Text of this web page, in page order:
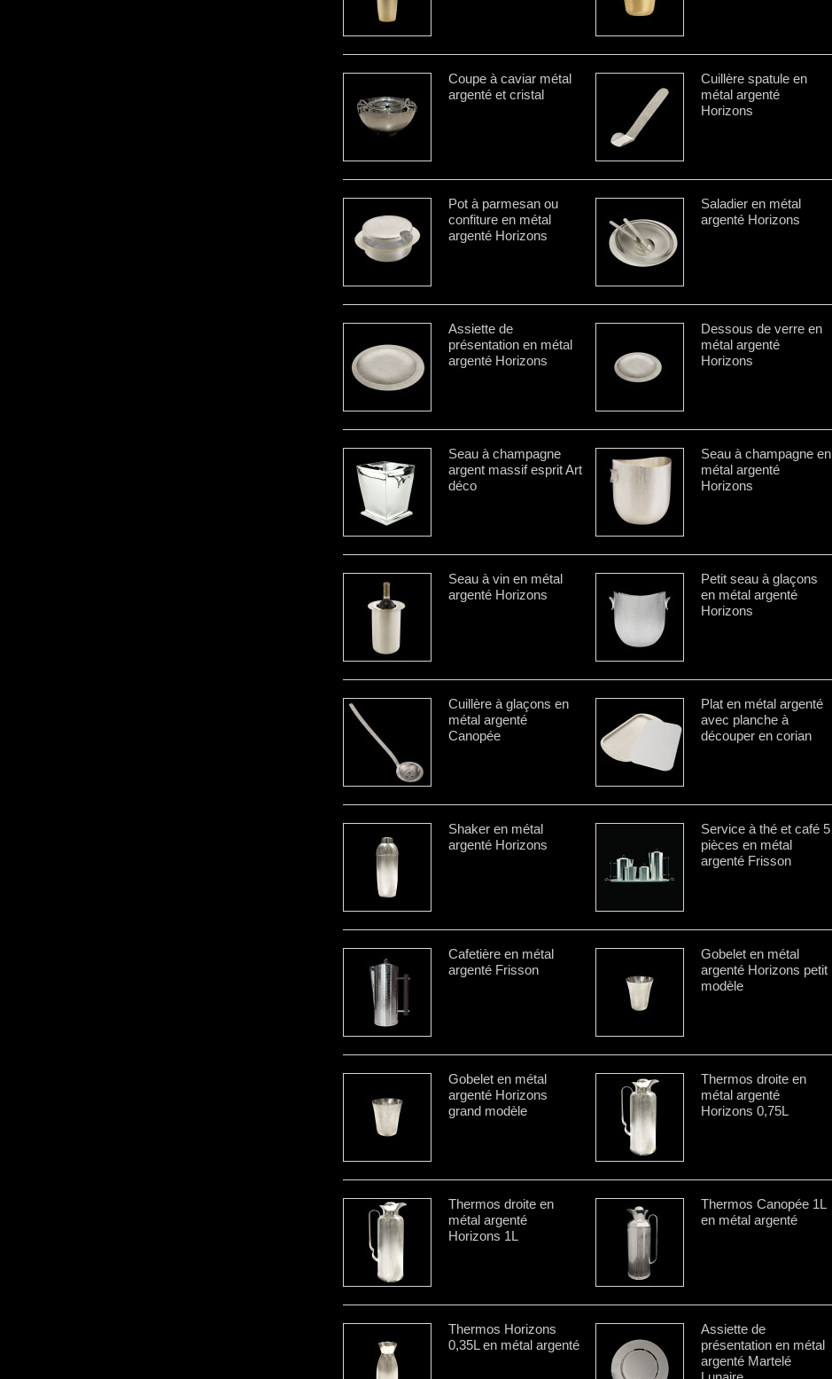
Coupe à caviar métal
argenté et cristal
Cuillère spatule en
métal argenté
Horizons
Pot à parmesan ou
confiture en métal
argenté Horizons
Saladier en métal
argenté Horizons
Assiette de
présentation en métal
argenté Horizons
Dessous de verre en
métal argenté
Horizons
Seau à champagne
argent massif esprit Art
déco
Seau à champagne en
métal argenté
Horizons
Seau à vin en métal
argenté Horizons
Petit seau à glaçons
en métal argenté
Horizons
Cuillère à glaçons en
métal argenté
Canopée
Plat en métal argenté
avec planche à
découper en corian
Shaker en métal
argenté Horizons
Service à thé et café 5
pièces en métal
argenté Frisson
Cafetière en métal
argenté Frisson
Gobelet en métal
argenté Horizons petit
modèle
Gobelet en métal
argenté Horizons
grand modèle
Thermos droite en
métal argenté
Horizons 0,75L
Thermos droite en
métal argenté
Horizons 1L
Thermos Canopée 1L
en métal argenté
Thermos Horizons
0,35L en métal argenté
Assiette de
présentation en métal
argenté Martelé